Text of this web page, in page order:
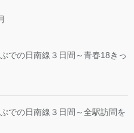
での日南線３日間～青春18きっ
での日南線３日間～全駅訪問を